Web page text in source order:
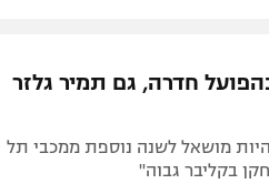
חדרה, גם תמיר גלזר
מושאל לשנה נוספת ממכבי תל
בקליבר גבוה"